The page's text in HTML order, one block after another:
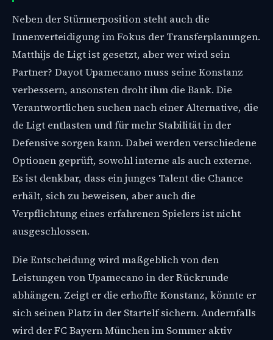
Neben der Stürmerposition steht auch die
Innenverteidigung im Fokus der Transferplanungen.
Matthijs de Ligt ist gesetzt, aber wer wird sein
Partner? Dayot Upamecano muss seine Konstanz
verbessern, ansonsten droht ihm die Bank. Die
Verantwortlichen suchen nach einer Alternative, die
de Ligt entlasten und für mehr Stabilität in der
Defensive sorgen kann. Dabei werden verschiedene
Optionen geprüft, sowohl interne als auch externe.
Es ist denkbar, dass ein junges Talent die Chance
erhält, sich zu beweisen, aber auch die
Verpflichtung eines erfahrenen Spielers ist nicht
ausgeschlossen.
Die Entscheidung wird maßgeblich von den
Leistungen von Upamecano in der Rückrunde
abhängen. Zeigt er die erhoffte Konstanz, könnte er
sich seinen Platz in der Startelf sichern. Andernfalls
wird der FC Bayern München im Sommer aktiv